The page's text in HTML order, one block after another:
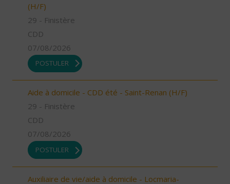
(H/F)
29 - Finistère
CDD
07/08/2026
POSTULER
Aide à domicile - CDD été - Saint-Renan (H/F)
29 - Finistère
CDD
07/08/2026
POSTULER
Auxiliaire de vie/aide à domicile - Locmaria-